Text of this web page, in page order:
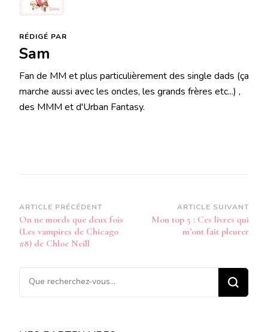
RÉDIGÉ PAR
Sam
Fan de MM et plus particulièrement des single dads (ça
marche aussi avec les oncles, les grands frères etc...) ,
des MMM et d'Urban Fantasy.
Navigation
d’article
ARTICLE PRÉCÉDENT
On ne mords que deux fois
(Les vampires de Chicago
#8) de Chloe Neill
ARTICLE SUIVANT
Mon top 5 : Ces livres qui
m’ont fait pleurer
Vous
recherchiez